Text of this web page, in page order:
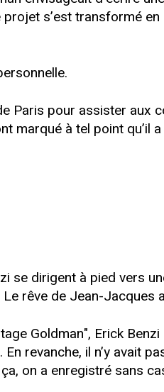
s’est transformé
Paris pour assister aux
marqué à tel point qu’il
se dirigent à pied vers
rêve de Jean-Jacques
Goldman", Erick
revanche, il n’y avait
on a enregistré sans